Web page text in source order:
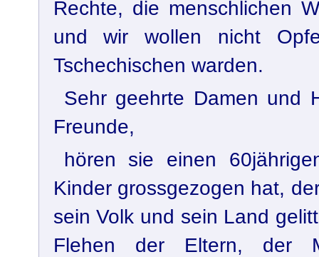
Rechte, die menschlichen
und wir wollen nicht
Tschechischen warden.
Sehr geehrte Damen und
Freunde,
hören sie einen
Kinder grossgezogen hat,
sein Volk und sein Land
Flehen der Eltern, der